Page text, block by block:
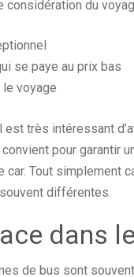
considération du
se paye au prix bas
voyage
est très intéressant
pour garantir
car. Tout simplement
différentes.
dans
de bus sont